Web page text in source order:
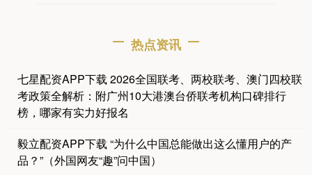
热点资讯
七星配资APP下载 2026全国联考、两校联考、澳门四校联
考政策全解析：附广州10大港澳台侨联考机构口碑排行
榜，哪家有实力好报名
毅立配资APP下载 “为什么中国总能做出这么懂用户的产
品？”（外国网友“趣”问中国）